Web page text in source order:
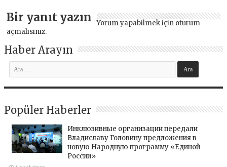
Bir yanıt yazın Yorum yapabilmek için oturum
açmalısınız.
Haber Arayın
Popüler Haberler
Инклюзивные организации передали
Владиславу Головину предложения в
новую Народную программу «Единой
России»